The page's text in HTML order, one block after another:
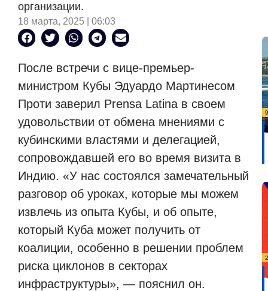
организации.
18 марта, 2025 | 06:03
После встречи с вице-премьер-
министром Кубы Эдуардо Мартинесом
Проти заверил Prensa Latina в своем
удовольствии от обмена мнениями с
кубинскими властями и делегацией,
сопровождавшей его во время визита в
Индию. «У нас состоялся замечательный
разговор об уроках, которые мы можем
извлечь из опыта Кубы, и об опыте,
который Куба может получить от
коалиции, особенно в решении проблем
риска циклонов в секторах
инфраструктуры», — пояснил он.